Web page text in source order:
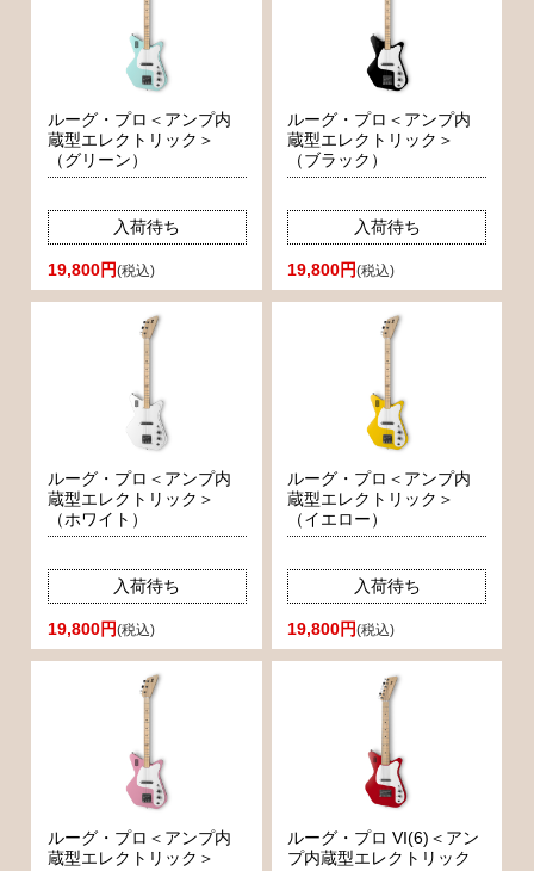
ルーグ・プロ＜アンプ内
蔵型エレクトリック＞
（グリーン）
入荷待ち
19,800円(税込)
ルーグ・プロ＜アンプ内
蔵型エレクトリック＞
（ブラック）
入荷待ち
19,800円(税込)
ルーグ・プロ＜アンプ内
蔵型エレクトリック＞
（ホワイト）
入荷待ち
19,800円(税込)
ルーグ・プロ＜アンプ内
蔵型エレクトリック＞
（イエロー）
入荷待ち
19,800円(税込)
ルーグ・プロ＜アンプ内
蔵型エレクトリック＞
ルーグ・プロ VI(6)＜アン
プ内蔵型エレクトリック